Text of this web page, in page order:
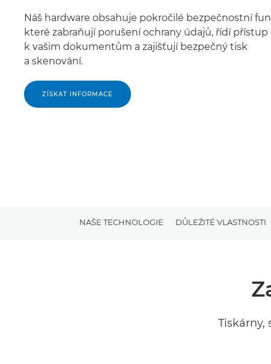
Náš hardware obsahuje pokročilé bezpečnostní
které zabraňují porušení ochrany údajů, řídí přístup
k vašim dokumentům a zajišťují bezpečný tisk
a skenování.
ZÍSKAT INFORMACE
NAŠE TECHNOLOGIE DŮLEŽITÉ VLASTNOSTI
Tiskárny,